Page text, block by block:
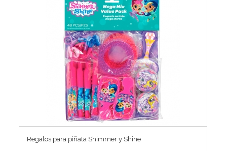
Regalos para piñata Shimmer y Shine